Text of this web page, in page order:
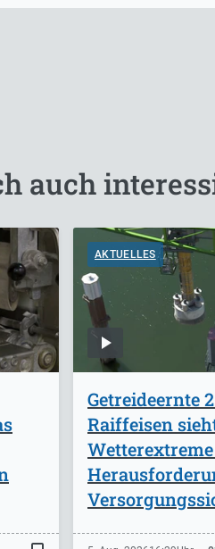
auch
AKTUELLES
Getreideernte
Raiffeisen